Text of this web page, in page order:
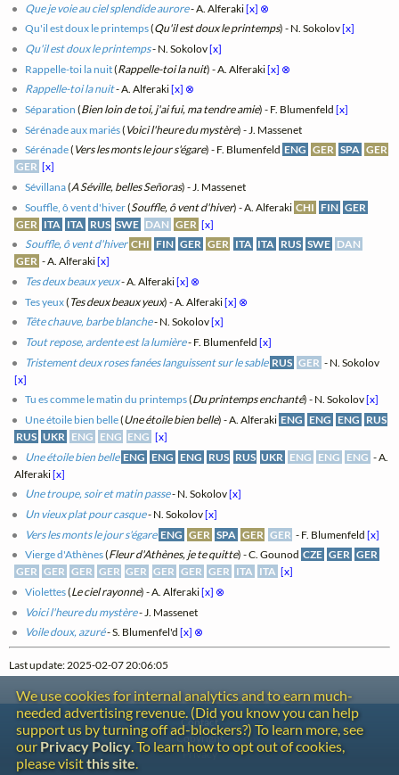
Que je voie au ciel splendide aurore- A. Alferaki[x] ⊗
Qu'il est doux le printemps(Qu'il est doux le printemps) - N. Sokolov[x]
Qu'il est doux le printemps- N. Sokolov[x]
Rappelle-toi la nuit(Rappelle-toi la nuit) - A. Alferaki[x] ⊗
Rappelle-toi la nuit- A. Alferaki[x] ⊗
Séparation (Bien loin de toi, j'ai fui, ma tendre amie) - F. Blumenfeld[x]
Sérénade aux mariés( Voici l'heure du mystère) - J. Massenet
Sérénade( Vers les monts le jour s'égare) - F. Blumenfeld ENG GER SPA GER
GER [x]
Sévillana(A Séville, belles Señoras) - J. Massenet
Souffle, ô vent d'hiver(Souffle, ô vent d'hiver) - A. Alferaki CHI FIN GER
GER ITA ITA RUS SWE DAN GER [x]
Souffle, ô vent d'hiver CHI FIN GER GER ITA ITA RUS SWE DAN
GER - A. Alferaki[x]
Tes deux beaux yeux- A. Alferaki[x] ⊗
Tes yeux( Tes deux beaux yeux) - A. Alferaki[x] ⊗
Tête chauve, barbe blanche- N. Sokolov[x]
Tout repose, ardente est la lumière- F. Blumenfeld[x]
Tristement deux roses fanées languissent sur le sable RUS GER - N. Sokolov
[x]
Tu es comme le matin du printemps(Du printemps enchanté) - N. Sokolov[x]
Une étoile bien belle(Une étoile bien belle) - A. Alferaki ENG ENG ENG RUS
RUS UKR ENG ENG ENG [x]
Une étoile bien belle ENG ENG ENG RUS RUS UKR ENG ENG ENG - A.
Alferaki[x]
Une troupe, soir et matin passe- N. Sokolov[x]
Un vieux plat pour casque- N. Sokolov[x]
Vers les monts le jour s'égare ENG GER SPA GER GER - F. Blumenfeld [x]
Vierge d'Athènes(Fleur d'Athènes, je te quitte) - C. Gounod CZE GER GER
GER GER GER GER GER GER GER GER ITA ITA [x]
Violettes(Le ciel rayonne) - A. Alferaki[x] ⊗
Voici l'heure du mystère- J. Massenet
Voile doux, azuré- S. Blumenfel'd[x] ⊗
Last update: 2025-02-07 20:06:05
We use cookies for internal analytics and to earn much-
needed advertising revenue. (Did you know you can help
support us by turning off ad-blockers?) To learn more, see
our Privacy Policy. To learn how to opt out of cookies,
please visitthis site.
Contact
Copyright
Privacy